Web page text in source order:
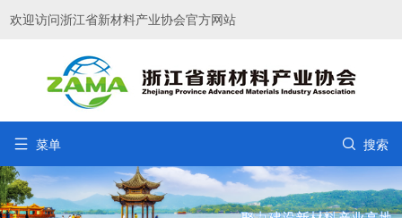
欢迎访问浙江省新材料产业协会官方网站
 菜单  搜索